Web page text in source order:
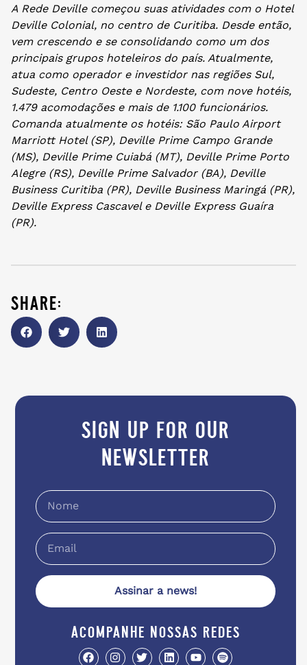
A Rede Deville começou suas atividades com o Hotel
Deville Colonial, no centro de Curitiba. Desde então,
vem crescendo e se consolidando como um dos
principais grupos hoteleiros do país. Atualmente,
atua como operador e investidor nas regiões Sul,
Sudeste, Centro Oeste e Nordeste, com nove hotéis,
1.479 acomodações e mais de 1.100 funcionários.
Comanda atualmente os hotéis: São Paulo Airport
Marriott Hotel (SP), Deville Prime Campo Grande
(MS), Deville Prime Cuiabá (MT), Deville Prime Porto
Alegre (RS), Deville Prime Salvador (BA), Deville
Business Curitiba (PR), Deville Business Maringá (PR),
Deville Express Cascavel e Deville Express Guaíra
(PR).
share:
sign up for our
newsletter
Assinar a news!
acompanhe nossas redes